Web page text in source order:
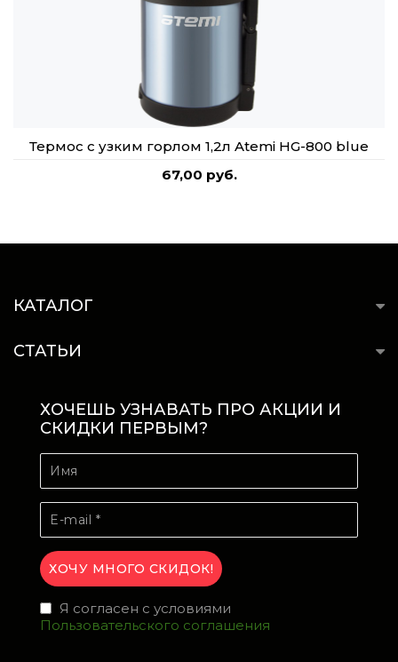
Термос с узким горлом 1,2л Atemi HG-800 blue
67,00 руб.
КАТАЛОГ
СТАТЬИ
ХОЧЕШЬ УЗНАВАТЬ ПРО АКЦИИ И
СКИДКИ ПЕРВЫМ?
Я согласен с условиями
Пользовательского соглашения